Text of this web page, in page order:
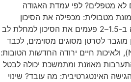
לא מטפלים? לפי עמדת האגודה
מטבולית: מכפילה את הסיכון
לפתח סוכרת סוג 2 מגדילה ב-1.5–2 פעמים את הסיכון למחלת לב
מוגבר לסרטן מסוגים מסוימים, לכבד
שומני לא-אלכוהולי (NAFLD), ולאיכות חיים ירודה החדשות הטובות:
מאוזנת ומתמשכת יכולה לבטל
האינטגרטיבית: מה עובד? שינוי